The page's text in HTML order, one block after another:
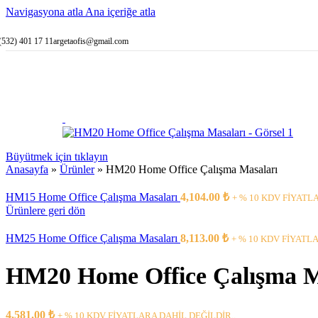
Navigasyona atla Ana içeriğe atla
401 17 11argetaofis@gmail.com
Şekillerine Göre
L Şeklinde
45°
Özelliklerine
Engelli
Ön Vitrin /
Büyütmek için tıklayın
Anasayfa » Ürünler» HM20 Home Office Çalışma Masaları
HM15 Home Office Çalışma Masaları 4,104.00 ₺ + % 10 KDV
Ürünlere geri dön
HM25 Home Office Çalışma Masaları 8,113.00 ₺ + % 10 KDV
HM20 Home Office Çalışma
4,581.00 ₺ + % 10 KDV FİYATLARA DAHİL DEĞİLDİR..